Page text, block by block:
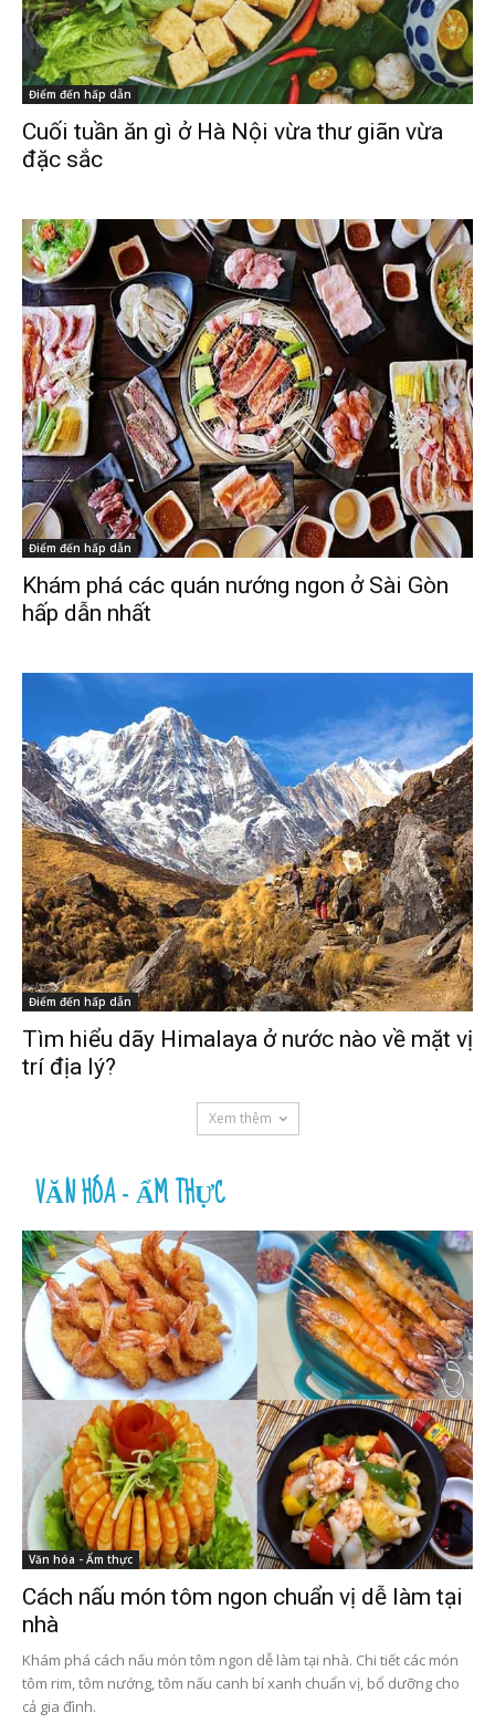
Điểm đến hấp dẫn
Cuối tuần ăn gì ở Hà Nội vừa thư giãn vừa
đặc sắc
Điểm đến hấp dẫn
Khám phá các quán nướng ngon ở Sài Gòn
hấp dẫn nhất
Điểm đến hấp dẫn
Tìm hiểu dãy Himalaya ở nước nào về mặt vị
trí địa lý?
Xem thêm
VĂN HÓA - ẨM THỰC
Văn hóa - Ẩm thực
Cách nấu món tôm ngon chuẩn vị dễ làm tại
nhà
Khám phá cách nấu món tôm ngon dễ làm tại nhà. Chi tiết các món
tôm rim, tôm nướng, tôm nấu canh bí xanh chuẩn vị, bổ dưỡng cho
cả gia đình.